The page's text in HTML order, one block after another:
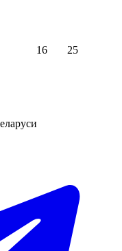
16 25